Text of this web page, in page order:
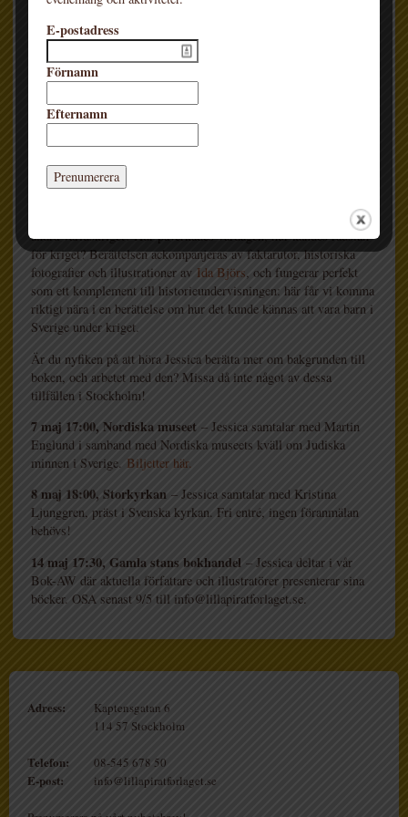
Utifrån samtal och intervjuer med Vera Sundberg (född Sisefsky)
Jessica Babskrivit en berättelse som är en unik skildring av
andra världskriget? Hur påverkades vardagen, hur kändes rädslan
för kriget? Berättelsen ackompanjeras av faktarutor, historiska
fotografier och illustrationer av Ida Björs, och fungerar perfekt
som ett komplement till historieundervisningen: här får vi komma
riktigt nära i en berättelse om hur det kunde kännas att vara barn i
Sverige under kriget.
Är du nyfiken på att höra Jessica berätta mer om bakgrunden till
boken, och arbetet med den? Missa då inte något av dessa
tillfällen i Stockholm!
7 maj 17:00, Nordiska museet – Jessica samtalar med Martin
Englund i samband med Nordiska museets kväll om Judiska
minnen i Sverige. Biljetter här.
8 maj 18:00, Storkyrkan – Jessica samtalar med Kristina
Ljunggren, präst i Svenska kyrkan. Fri entré, ingen föranmälan
behövs!
14 maj 17:30, Gamla stans bokhandel – Jessica deltar i vår
Bok-AW där aktuella författare och illustratörer presenterar sina
böcker. OSA senast 9/5 till info@lillapiratforlaget.se.
Adress:
Kaptensgatan 6
114 57 Stockholm
Telefon: 08-545 678 50
E-post: info@lillapiratforlaget.se
E-postadress
Förnamn
Efternamn